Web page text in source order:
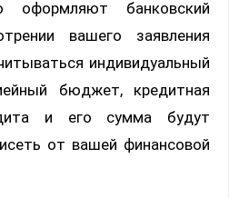
оформляют банковский
вашего заявления
индивидуальный
бюджет, кредитная
и его сумма будут
от вашей финансовой